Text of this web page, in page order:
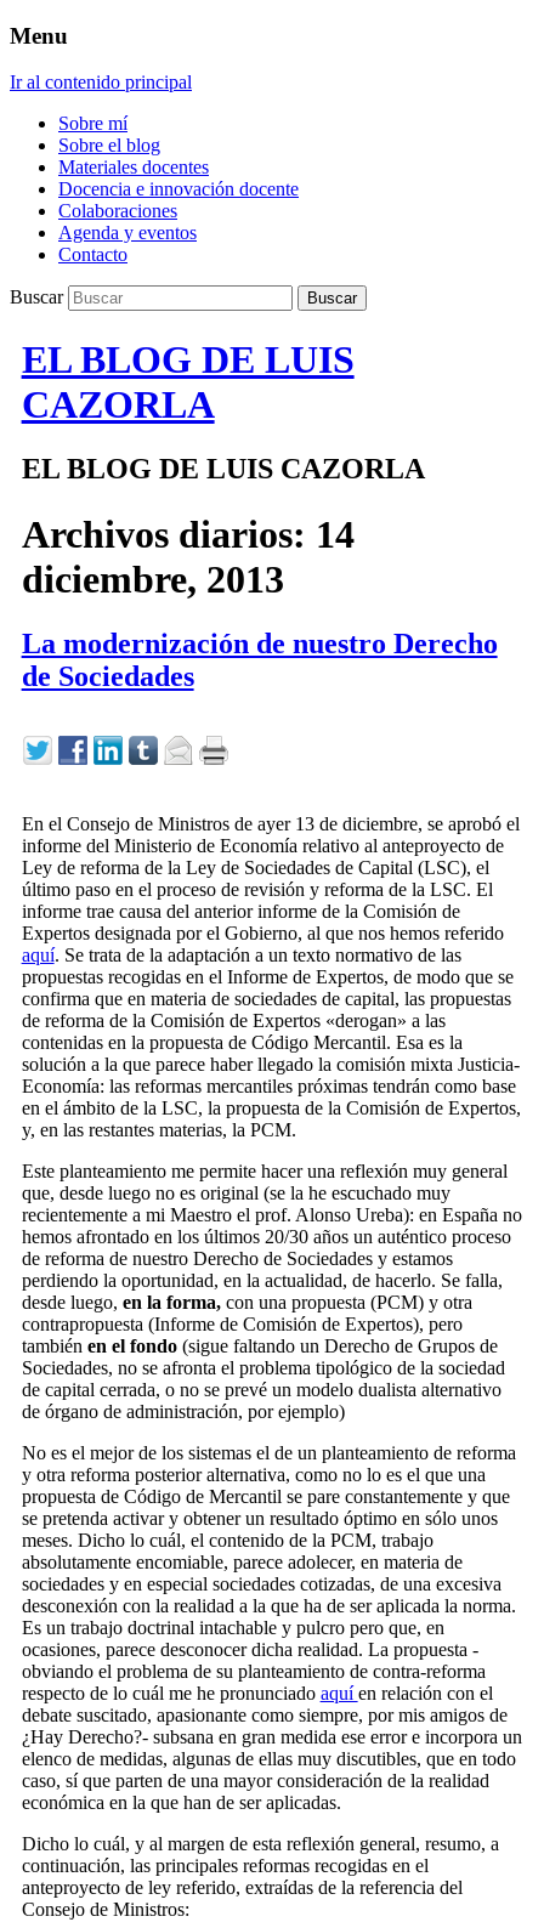
Menu
Ir al contenido principal
Sobre mí
Sobre el blog
Materiales docentes
Docencia e innovación docente
Colaboraciones
Agenda y eventos
Contacto
Buscar
EL BLOG DE LUIS
CAZORLA
EL BLOG DE LUIS CAZORLA
Archivos diarios: 14
diciembre, 2013
La modernización de nuestro Derecho
de Sociedades
En el Consejo de Ministros de ayer 13 de diciembre, se aprobó el
informe del Ministerio de Economía relativo al anteproyecto de
Ley de reforma de la Ley de Sociedades de Capital (LSC), el
último paso en el proceso de revisión y reforma de la LSC. El
informe trae causa del anterior informe de la Comisión de
Expertos designada por el Gobierno, al que nos hemos referido
aquí. Se trata de la adaptación a un texto normativo de las
propuestas recogidas en el Informe de Expertos, de modo que se
confirma que en materia de sociedades de capital, las propuestas
de reforma de la Comisión de Expertos «derogan» a las
contenidas en la propuesta de Código Mercantil. Esa es la
solución a la que parece haber llegado la comisión mixta Justicia-
Economía: las reformas mercantiles próximas tendrán como base
en el ámbito de la LSC, la propuesta de la Comisión de Expertos,
y, en las restantes materias, la PCM.
Este planteamiento me permite hacer una reflexión muy general
que, desde luego no es original (se la he escuchado muy
recientemente a mi Maestro el prof. Alonso Ureba): en España no
hemos afrontado en los últimos 20/30 años un auténtico proceso
de reforma de nuestro Derecho de Sociedades y estamos
perdiendo la oportunidad, en la actualidad, de hacerlo. Se falla,
desde luego, en la forma,con una propuesta (PCM) y otra
contrapropuesta (Informe de Comisión de Expertos), pero
también en el fondo(sigue faltando un Derecho de Grupos de
Sociedades, no se afronta el problema tipológico de la sociedad
de capital cerrada, o no se prevé un modelo dualista alternativo
de órgano de administración, por ejemplo)
No es el mejor de los sistemas el de un planteamiento de reforma
y otra reforma posterior alternativa, como no lo es el que una
propuesta de Código de Mercantil se pare constantemente y que
se pretenda activar y obtener un resultado óptimo en sólo unos
meses. Dicho lo cuál, el contenido de la PCM, trabajo
absolutamente encomiable, parece adolecer, en materia de
sociedades y en especial sociedades cotizadas, de una excesiva
desconexión con la realidad a la que ha de ser aplicada la norma.
Es un trabajo doctrinal intachable y pulcro pero que, en
ocasiones, parece desconocer dicha realidad. La propuesta -
obviando el problema de su planteamiento de contra-reforma
respecto de lo cuál me he pronunciado aquíen relación con el
debate suscitado, apasionante como siempre, por mis amigos de
¿Hay Derecho?- subsana en gran medida ese error e incorpora un
elenco de medidas, algunas de ellas muy discutibles, que en todo
caso, sí que parten de una mayor consideración de la realidad
económica en la que han de ser aplicadas.
Dicho lo cuál, y al margen de esta reflexión general, resumo, a
continuación, las principales reformas recogidas en el
anteproyecto de ley referido, extraídas de la referencia del
Consejo de Ministros: